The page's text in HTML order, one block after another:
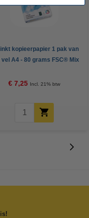
kopieerpapier 1 pak van
vel A4 - 80 grams FSC® Mix
€ 7,25 Incl. 21% btw